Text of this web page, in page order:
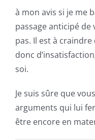
à mon avis si je me
passage anticipé de
pas. Il est à craindre
donc
soi.
Je suis sûre que
arguments qui lui
être encore en